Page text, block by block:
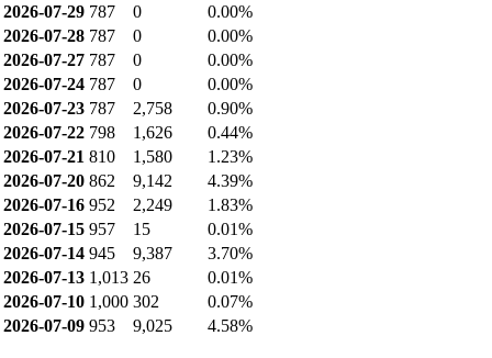
2026-07-29 787 0
0.00%
2026-07-28 787 0
0.00%
2026-07-27 787 0
0.00%
2026-07-24 787 0
0.00%
2026-07-23 787 2,758
0.90%
2026-07-22 798 1,626
0.44%
2026-07-21 810 1,580
1.23%
2026-07-20 862 9,142
4.39%
2026-07-16 952 2,249
1.83%
2026-07-15 957 15
0.01%
2026-07-14 945 9,387
3.70%
2026-07-13 1,013 26
0.01%
2026-07-10 1,000 302
0.07%
2026-07-09 953 9,025 4.58%